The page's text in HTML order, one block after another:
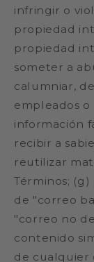
infringir o
propiedad
propiedad
someter a
calumniar,
empleados o
información
recibir a
reutilizar
Términos;
de "correo
"correo no
contenido
de cualquier